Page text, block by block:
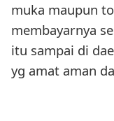
muka maupun
membayarnya
itu sampai di
yg amat aman